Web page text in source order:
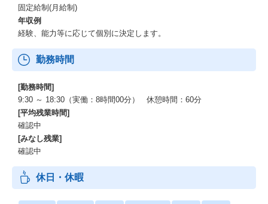
固定給制(月給制)
年収例
経験、能力等に応じて個別に決定します。
勤務時間
[勤務時間]
9:30 ～ 18:30（実働：8時間00分） 休憩時間：60分
[平均残業時間]
確認中
[みなし残業]
確認中
休日・休暇